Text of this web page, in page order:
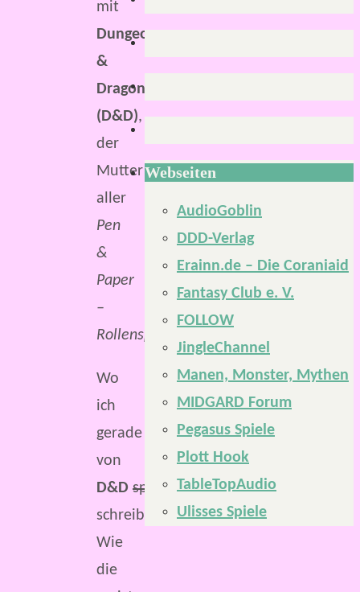
mit
Dungeons
&
Dragons
(D&D),
der
Mutter
aller
Pen
&
Paper
–
Rollenspiele
Wo
ich
gerade
von
D&D spreche
schreibe.
Wie
die
Webseiten
AudioGoblin
DDD-Verlag
Erainn.de – Die Coraniaid
Fantasy Club e. V.
FOLLOW
JingleChannel
Manen, Monster, Mythen
MIDGARD Forum
Pegasus Spiele
Plott Hook
TableTopAudio
Ulisses Spiele